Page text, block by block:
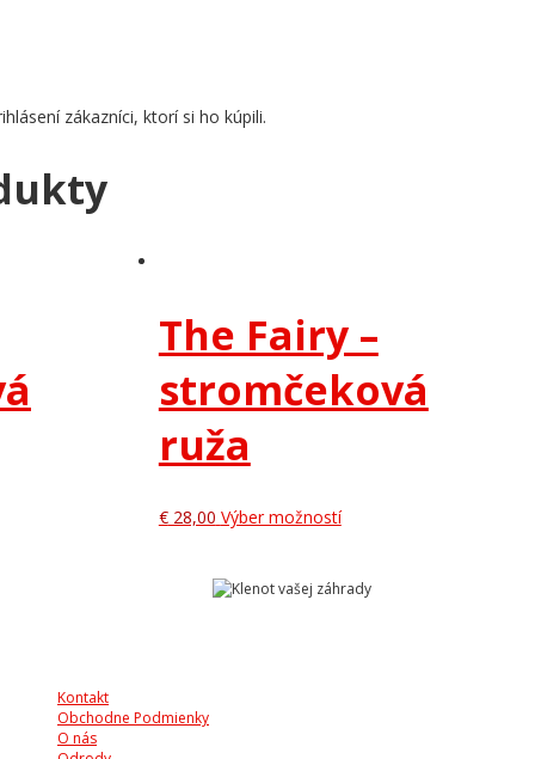
zákazníci, ktorí si ho kúpili.
The Fairy –
stromčeková
ruža
€28,00 Výber možností
Kontakt
Obchodne Podmienky
O nás